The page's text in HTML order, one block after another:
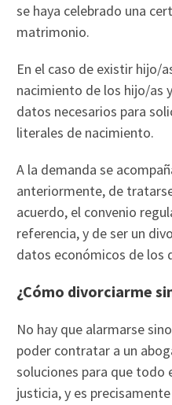
se haya celebrado una
matrimonio.
En el caso de existir hijo/
nacimiento de los hijo/as
datos necesarios para
literales de nacimiento.
A la demanda se
anteriormente, de
acuerdo, el convenio
referencia, y de ser un
datos económicos de los
¿Cómo divorciarme
No hay que alarmarse
poder contratar a un
soluciones para que todo
justicia, y es